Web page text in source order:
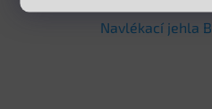
Navlékací jehla